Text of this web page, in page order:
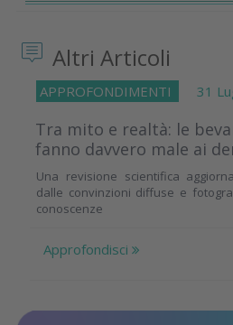
Altri Articoli
APPROFONDIMENTI 31
Tra mito e realtà: le
fanno davvero male ai
Una revisione scientifica
dalle convinzioni diffuse e
conoscenze
Approfondisci